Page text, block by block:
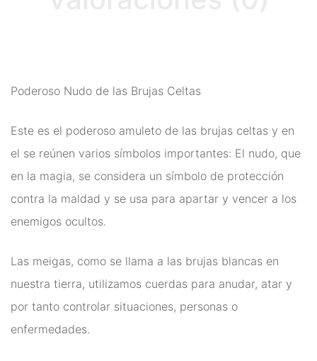
Velas Y Velones
Zen y Feng Shui
Poderoso Nudo de las Brujas Celtas
Este es el poderoso amuleto de las brujas celtas y en
el se reúnen varios símbolos importantes: El nudo, que
en la magia, se considera un símbolo de protección
contra la maldad y se usa para apartar y vencer a los
enemigos ocultos.
Las meigas, como se llama a las brujas blancas en
nuestra tierra, utilizamos cuerdas para anudar, atar y
por tanto controlar situaciones, personas o
enfermedades.